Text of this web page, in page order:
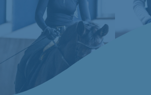
Anlage & Belegung
Aktivstall
Reitunterricht